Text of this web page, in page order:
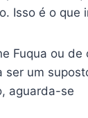
Isso é o que
Fuqua ou de
ser um
aguarda-se